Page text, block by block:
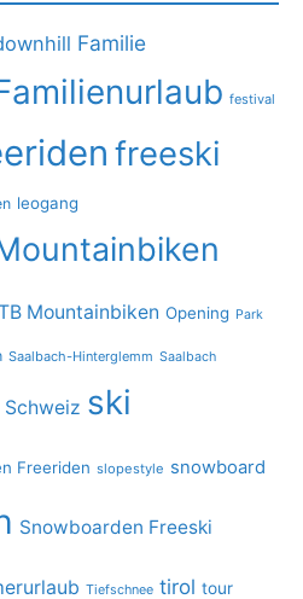
Familie
festival
freeski
leogang
Mountainbiken Opening Park
Saalbach-Hinterglemm Saalbach
Schweiz ski
Freeriden slopestyle snowboard
Snowboarden Freeski
Tiefschnee tirol tour